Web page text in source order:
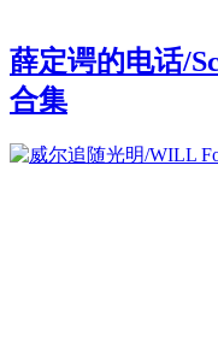
薛定谔的电话/
合集